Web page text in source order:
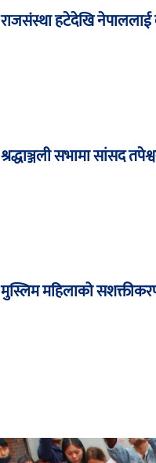
राजसंस्था हटेदेखि नेपाललाई
श्रद्धाञ्जली सभामा सांसद
मुस्लिम महिलाको सशक्तीकरण